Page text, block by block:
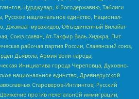
Нурджулар, К Богодержавию, Таблиги
Русское национальное единство, Национал-
Джамаат мувахидов, Объединенный Вилайат
Союз славян, Ат-Такфир Валь-Хиджра, Пит
рабочая партия России, Славянский союз,
Дьявола, Армия воли народа,
Инициатива города Череповца, Духовно-
национальное единство, Древнерусской
Староверов-Инглингов, Русский
против нелегальной иммиграции,